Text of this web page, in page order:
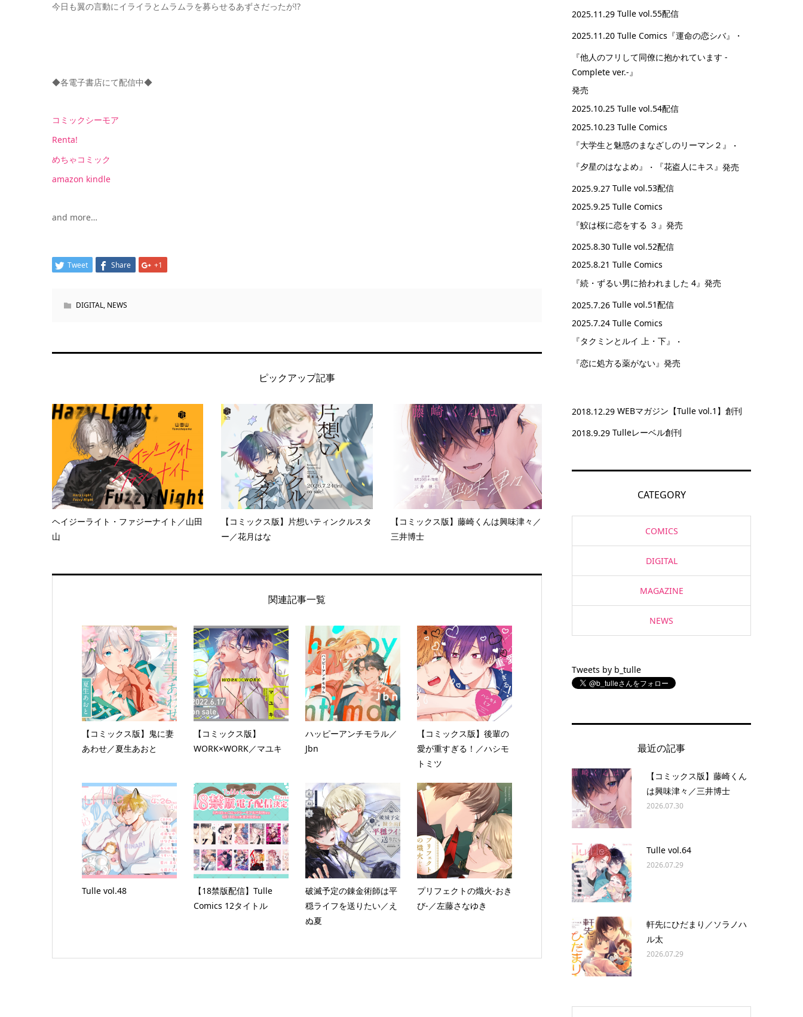
今日も翼の言動にイライラとムラムラを募らせるあずさだったが!?
◆各電子書店にて配信中◆
コミックシーモア
Renta!
めちゃコミック
amazon kindle
and more…
Tweet Share +1
DIGITAL, NEWS
ピックアップ記事
ヘイジーライト・ファジーナイト／山田
山
【コミックス版】片想いティンクルスタ
ー／花月はな
【コミックス版】藤崎くんは興味津々／
三井博士
関連記事一覧
【コミックス版】鬼に妻
あわせ／夏生あおと
【コミックス版】
WORK×WORK／マユキ
ハッピーアンチモラル／
Jbn
【コミックス版】後輩の
愛が重すぎる！／ハシモ
トミツ
Tulle vol.48
【18禁版配信】Tulle
Comics 12タイトル
破滅予定の錬金術師は平
穏ライフを送りたい／え
ぬ夏
プリフェクトの熾火-おき
び-／左藤さなゆき
2025.11.29 Tulle vol.55配信
2025.11.20 Tulle Comics 『運命の恋シバ』
・
『他人のフリして同僚に抱かれています -
Complete ver.-』
発売
2025.10.25 Tulle vol.54配信
2025.10.23 Tulle Comics
『大学生と魅惑のまなざしのリーマン２』
・
『夕星のはなよめ』
・ 『花盗人にキス』 発売
2025.9.27 Tulle vol.53配信
2025.9.25 Tulle Comics
『鮫は桜に恋をする ３』 発売
2025.8.30 Tulle vol.52配信
2025.8.21 Tulle Comics
『続・ずるい男に拾われました 4』 発売
2025.7.26 Tulle vol.51配信
2025.7.24 Tulle Comics
『タクミンとルイ 上・下』
・
『恋に処方る薬がない』 発売
2018.12.29 WEBマガジン【Tulle vol.1】創刊
2018.9.29 Tulleレーベル創刊
CATEGORY
COMICS
DIGITAL
MAGAZINE
NEWS
Tweets by b_tulle
最近の記事
【コミックス版】藤崎くん
は興味津々／三井博士
2026.07.30
Tulle vol.64
2026.07.29
軒先にひだまり／ソラノハ
ル太
2026.07.29